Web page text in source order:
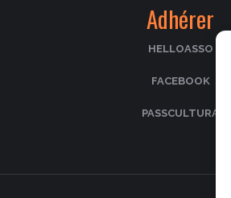
Adhérer
HELLOASSO
FACEBOOK
PASSCULTURA